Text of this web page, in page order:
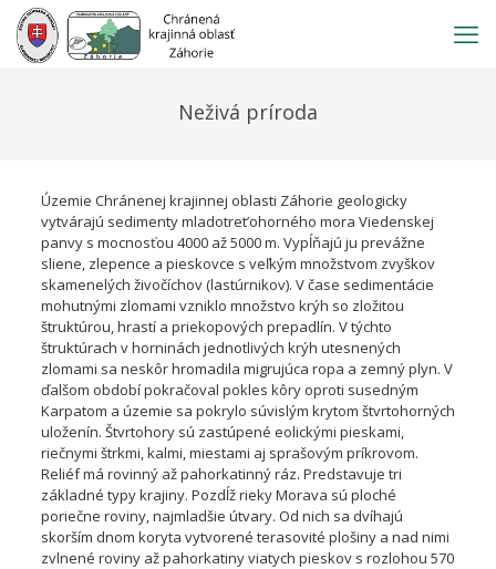
Prejsť
obsah
Neživá príroda
Územie Chránenej krajinnej oblasti Záhorie geologicky
vytvárajú sedimenty mladotret’ohorného mora Viedenskej
panvy s mocnosťou 4000 až 5000 m. Vypĺňajú ju prevážne
sliene, zlepence a pieskovce s veľkým množstvom zvyškov
skamenelých živočíchov (lastúrnikov). V čase sedimentácie
mohutnými zlomami vzniklo množstvo krýh so zložitou
štruktúrou, hrastí a priekopových prepadlín. V týchto
štruktúrach v horninách jednotlivých krýh utesnených
zlomami sa neskôr hromadila migrujúca ropa a zemný plyn. V
ďalšom období pokračoval pokles kôry oproti susedným
Karpatom a územie sa pokrylo súvislým krytom štvrtohorných
uloženín. Štvrtohory sú zastúpené eolickými pieskami,
riečnymi štrkmi, kalmi, miestami aj sprašovým príkrovom.
Reliéf má rovinný až pahorkatinný ráz. Predstavuje tri
základné typy krajiny. Pozdĺž rieky Morava sú ploché
poriečne roviny, najmladšie útvary. Od nich sa dvíhajú
skorším dnom koryta vytvorené terasovité plošiny a nad nimi
zvlnené roviny až pahorkatiny viatych pieskov s rozlohou 570